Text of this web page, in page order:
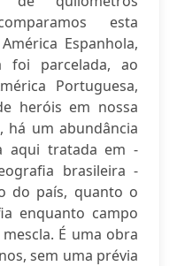
esta
Espanhola,
foi parcelada, ao
Portuguesa,
heróis em nossa
há um abundância
aqui tratada em -
brasileira -
do país, quanto o
enquanto campo
É uma obra
sem uma prévia